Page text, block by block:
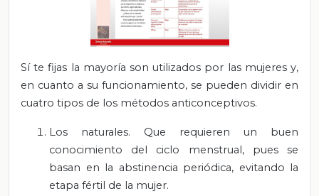
Sí te fijas la mayoría son utilizados por las mujeres y,
en cuanto a su funcionamiento, se pueden dividir en
cuatro tipos de los métodos anticonceptivos.
Los naturales. Que requieren un buen
conocimiento del ciclo menstrual, pues se
basan en la abstinencia periódica, evitando la
etapa fértil de la mujer.